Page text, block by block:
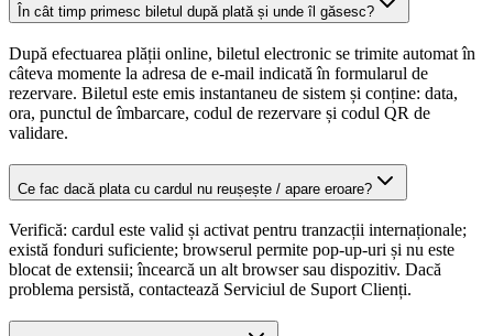
În cât timp primesc biletul după plată și unde îl găsesc?
După efectuarea plății online, biletul electronic se trimite automat în
câteva momente la adresa de e-mail indicată în formularul de
rezervare. Biletul este emis instantaneu de sistem și conține: data,
ora, punctul de îmbarcare, codul de rezervare și codul QR de
validare.
Ce fac dacă plata cu cardul nu reușește / apare eroare?
Verifică: cardul este valid și activat pentru tranzacții internaționale;
există fonduri suficiente; browserul permite pop-up-uri și nu este
blocat de extensii; încearcă un alt browser sau dispozitiv. Dacă
problema persistă, contactează Serviciul de Suport Clienți.